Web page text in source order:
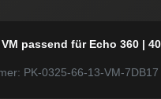
passend für Echo 360 |
PK-0325-66-13-VM-7DB17